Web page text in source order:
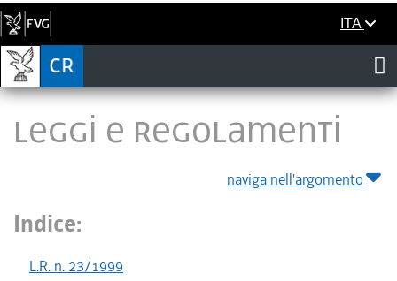
ITA
LEGGI E REGOLAMENTI
naviga nell'argomento
Indice:
L.R. n. 23/1999